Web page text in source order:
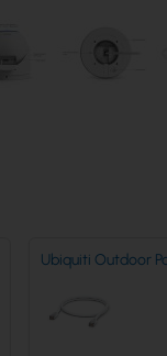
Ubiquiti Outdoor